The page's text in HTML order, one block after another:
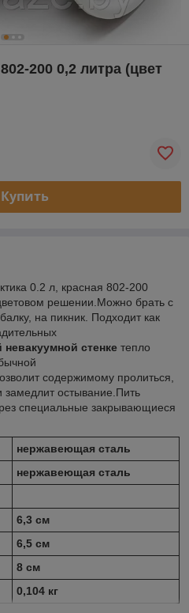
200 0,2 литра (цвет
Купить
0.2 л, красная 802-200
решении.Можно брать с
на пикник. Подходит как
стенке тепло
содержимому пролиться,
замедлит остывание.Пить
специальные закрывающиеся
нержавеющая сталь
нержавеющая сталь
6,3 см
6,5 см
8 см
0,104 кг